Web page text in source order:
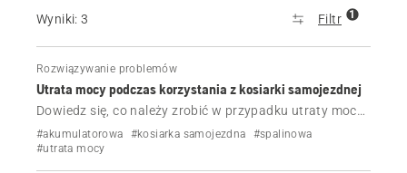
Wyniki: 3 Filtr 1
Rozwiązywanie problemów
Utrata mocy podczas korzystania z kosiarki samojezdnej
Dowiedz się, co należy zrobić w przypadku utraty mocy
podczas korzystania z kosiarki samojezdnej
Husqvarna.
#akumulatorowa #kosiarka samojezdna
#spalinowa
#utrata mocy